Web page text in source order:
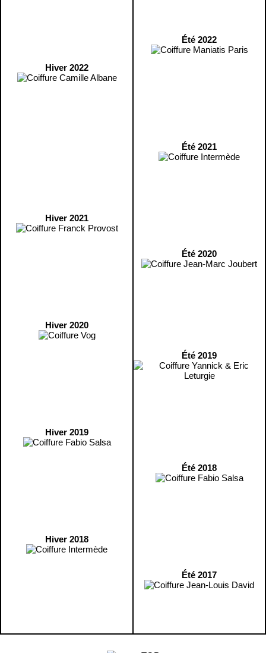
Hiver 2022
Hiver 2021
Hiver 2020
Hiver 2019
Hiver 2018
Été 2022
Été 2021
Été 2020
Été 2019
Été 2018
Été 2017